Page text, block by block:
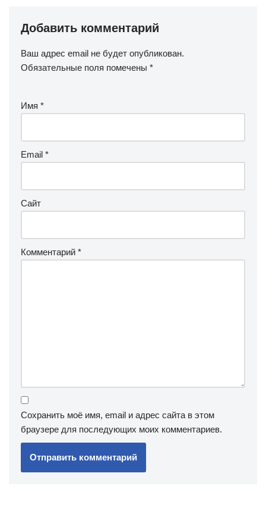
Добавить комментарий
Ваш адрес email не будет опубликован.
Обязательные поля помечены *
Имя *
Email *
Сайт
Комментарий *
Сохранить моё имя, email и адрес сайта в этом
браузере для последующих моих комментариев.